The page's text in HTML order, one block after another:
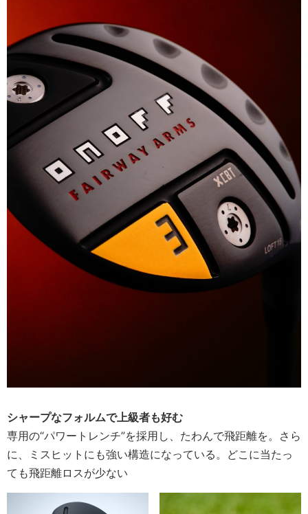
シャープなフォルムで上級者も好む
専用の“パワートレンチ”を採用し、たわんで飛距離を。さら
に、ミスヒットにも強い構造になっている。どこに当たっ
ても飛距離ロスが少ない